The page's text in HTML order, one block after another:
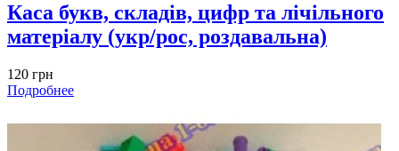
Каса букв, складів, цифр та лічільного
матеріалу (укр/рос, роздавальна)
120 грн
Подробнее